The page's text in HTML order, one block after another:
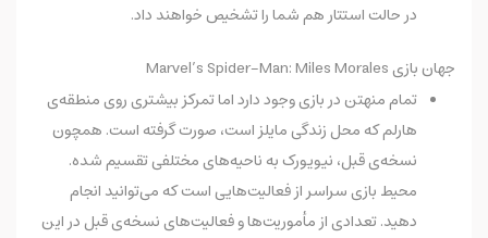
در حالت استتار هم شما را تشخیص خواهند داد.
جهان بازی Marvel’s Spider-Man: Miles Morales
تمام منهتن در بازی وجود دارد اما تمرکز بیشتری روی منطقه‌ی
هارلم که محل زندگی مایلز است، صورت گرفته است. همچون
نسخه‌ی قبل، نیویورک به ناحیه‌های مختلفی تقسیم شده.
محیط بازی سراسر از فعالیت‌هایی است که می‌توانید انجام
دهید. تعدادی از مأموریت‌ها و فعالیت‌های نسخه‌ی قبل در این